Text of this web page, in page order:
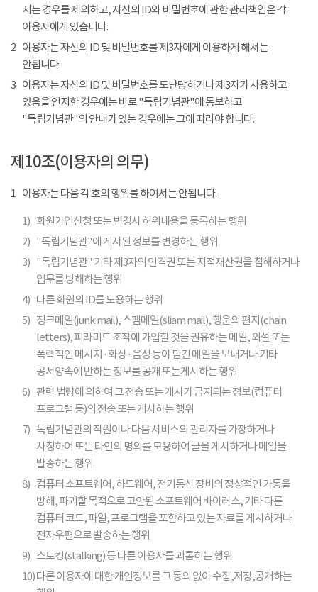
지는 경우를 제외하고, 자신의 ID와 비밀번호에 관한 관리책임은 각
이용자에게 있습니다.
2 이용자는 자신의 ID 및 비밀번호를 제3자에게 이용하게 해서는
안됩니다.
3 이용자는 자신의 ID 및 비밀번호를 도난당하거나 제3자가 사용하고
있음을 인지한 경우에는 바로 "독립기념관"에 통보하고
"독립기념관"의 안내가 있는 경우에는 그에 따라야 합니다.
제10조(이용자의 의무)
1 이용자는 다음 각 호의 행위를 하여서는 안됩니다.
1) 회원가입신청 또는 변경시 허위내용을 등록하는 행위
2) "독립기념관"에 게시된 정보를 변경하는 행위
3) "독립기념관" 기타 제3자의 인격권 또는 지적재산권을 침해하거나
업무를 방해하는 행위
4) 다른 회원의 ID를 도용하는 행위
5) 정크메일(junk mail), 스팸메일(sliam mail), 행운의 편지(chain
letters), 피라미드 조직에 가입할 것을 권유하는 메일, 외설 또는
폭력적인 메시지 · 화상 · 음성 등이 담긴 메일을 보내거나 기타
공서양속에 반하는 정보를 공개 또는게시하는 행위
6) 관련 법령에 의하여 그 전송 또는 게시가 금지되는 정보(컴퓨터
프로그램 등)의 전송 또는 게시하는 행위
7) 독립기념관의 직원이나 다음 서비스의 관리자를 가장하거나
사칭하여 또는 타인의 명의를 모용하여 글을 게시하거나 메일을
발송하는 행위
8) 컴퓨터 소프트웨어, 하드웨어, 전기통신 장비의 정상적인 가동을
방해, 파괴할 목적으로 고안된 소프트웨어 바이러스, 기타 다른
컴퓨터 코드, 파일, 프로그램을 포함하고 있는 자료를 게시하거나
전자우편으로 발송하는 행위
9) 스토킹(stalking) 등 다른 이용자를 괴롭히는 행위
10)다른 이용자에 대한 개인정보를 그 동의 없이 수집,저장,공개하는